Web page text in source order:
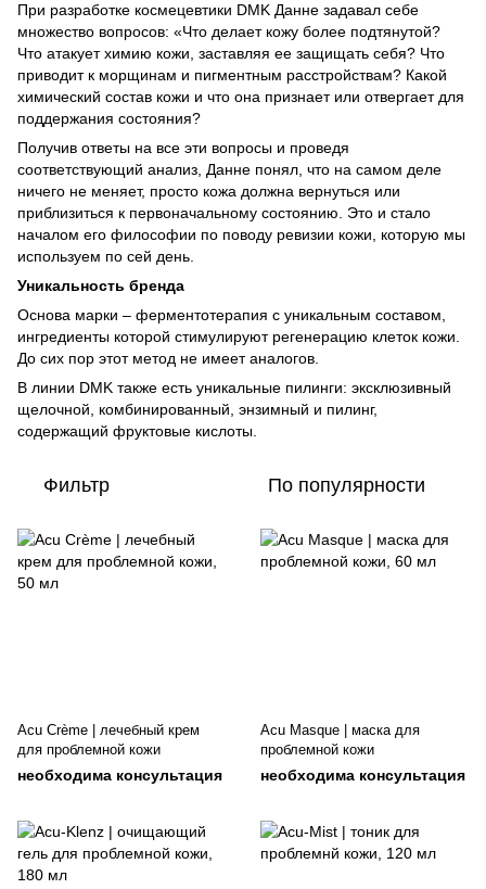
При разработке космецевтики DMK Данне задавал себе
множество вопросов: «Что делает кожу более подтянутой?
Что атакует химию кожи, заставляя ее защищать себя? Что
приводит к морщинам и пигментным расстройствам? Какой
химический состав кожи и что она признает или отвергает для
поддержания состояния?
Получив ответы на все эти вопросы и проведя
соответствующий анализ, Данне понял, что на самом деле
ничего не меняет, просто кожа должна вернуться или
приблизиться к первоначальному состоянию. Это и стало
началом его философии по поводу ревизии кожи, которую мы
используем по сей день.
Уникальность бренда
Основа марки – ферментотерапия с уникальным составом,
ингредиенты которой стимулируют регенерацию клеток кожи.
До сих пор этот метод не имеет аналогов.
В линии DMK также есть уникальные пилинги: эксклюзивный
щелочной, комбинированный, энзимный и пилинг,
содержащий фруктовые кислоты.
Фильтр По популярности
Acu Crème | лечебный крем
для проблемной кожи
необходима консультация
Acu Masque | маска для
проблемной кожи
необходима консультация